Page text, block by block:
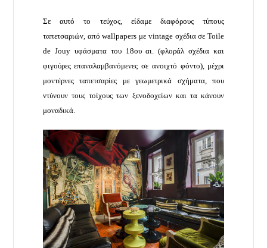
Σε αυτό το τεύχος, είδαμε διαφόρους τύπους
ταπετσαριών, από wallpapers με vintage σχέδια σε Toile
de Jouy υφάσματα του 18ου αι. (φλοράλ σχέδια και
φιγούρες επαναλαμβανόμενες σε ανοιχτό φόντο), μέχρι
μοντέρνες ταπετσαρίες με γεωμετρικά σχήματα, που
ντύνουν τους τοίχους των ξενοδοχείων και τα κάνουν
μοναδικά.